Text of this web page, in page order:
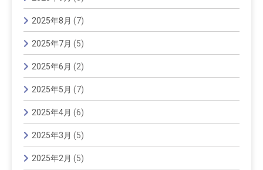
2025年8月 (7)
2025年7月 (5)
2025年6月 (2)
2025年5月 (7)
2025年4月 (6)
2025年3月 (5)
2025年2月 (5)